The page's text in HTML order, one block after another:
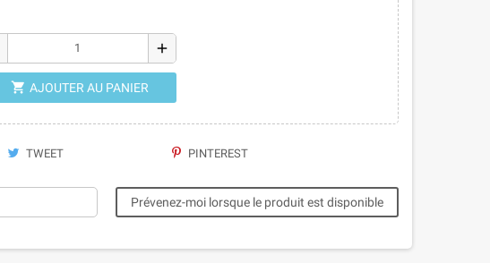
add
 AJOUTER AU PANIER
TWEET PINTEREST
Prévenez-moi lorsque le produit est disponible